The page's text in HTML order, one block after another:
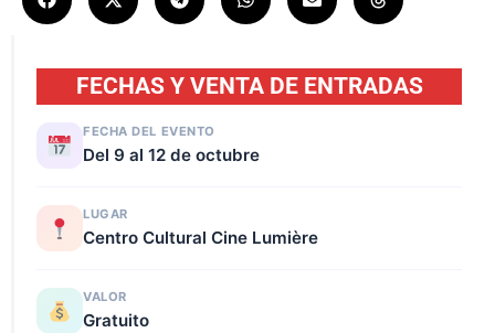
FECHAS Y VENTA DE ENTRADAS
FECHA DEL EVENTO
Del 9 al 12 de octubre
LUGAR
Centro Cultural Cine Lumière
VALOR
Gratuito